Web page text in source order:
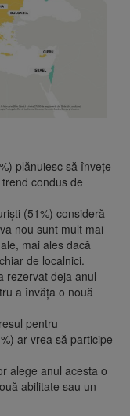
plănuiesc să învețe
condus de
(51%) consideră
nou sunt mult mai
mai ales dacă
de localnici.
rezervat deja anul
a învăța o nouă
pentru
ar vrea să participe
alege anul acesta o
abilitate sau un